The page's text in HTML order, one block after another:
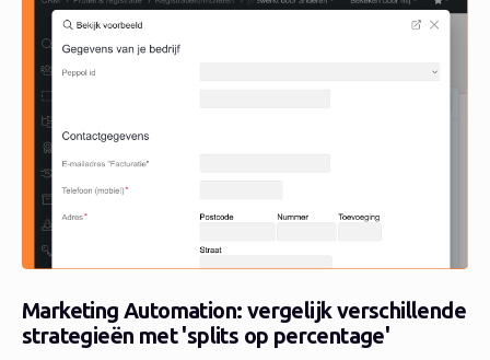
Marketing Automation: vergelijk verschillende
strategieën met 'splits op percentage'